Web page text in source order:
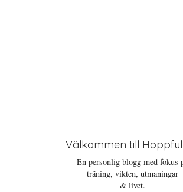
Välkommen till
En personlig blogg med fokus
träning, vikten, utmaningar
& livet.